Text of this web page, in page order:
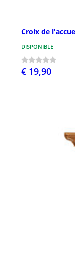
Croix de
DISPONIBLE
€ 19,90